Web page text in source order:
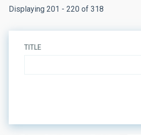
Displaying 201 - 220 of 318
TITLE